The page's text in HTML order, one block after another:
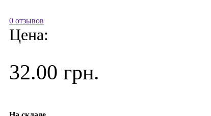
0 отзывов
Цена:
32.00 грн.